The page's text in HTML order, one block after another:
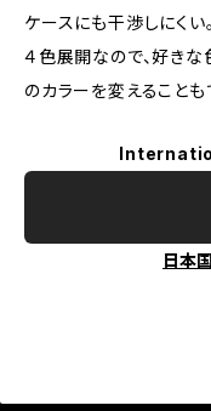
ケースにも干渉しにくい。
４色展開なので、好きな
のカラーを変えることも
日本